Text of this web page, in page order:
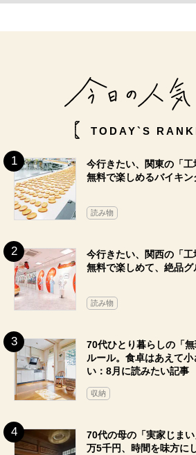
TODAY`S
今行きたい、関東の「工
無料で楽しめるバイキン
読み物
今行きたい、関西の「工
無料で楽しめて、絶品
読み物
70代ひとり暮らしの「
ルール。食卓はあえて
い：8月に読みたい記事
収納
70代の母の「実家じま
万5千円、時間を味方に